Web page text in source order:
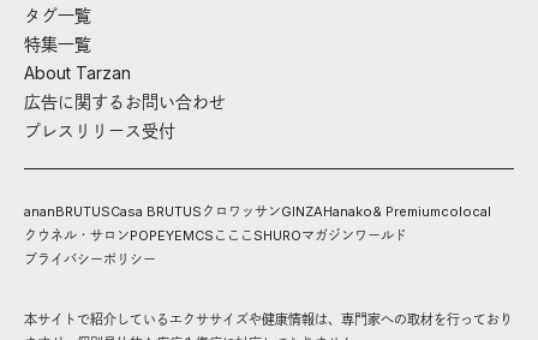
タグ一覧
特集一覧
About Tarzan
広告に関するお問い合わせ
プレスリリース受付
ananBRUTUSCasa BRUTUS クロワッサンGINZAHanako& Premiumcolocal
クウネル・サロンPOPEYEMCS こここ SHUROマガジンワールド
プライバシーポリシー
本サイトで紹介しているエクササイズや健康情報は、専門家への取材を行っており